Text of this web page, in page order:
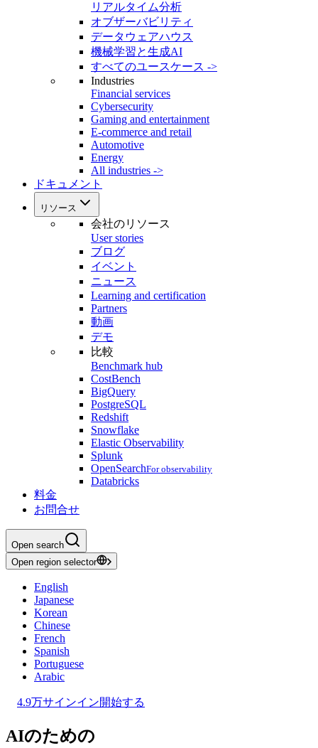
リアルタイム分析
オブザーバビリティ
データウェアハウス
機械学習と生成AI
すべてのユースケース ->
Industries
Financial services
Cybersecurity
Gaming and entertainment
E-commerce and retail
Automotive
Energy
All industries ->
ドキュメント
リソース
会社のリソース
User stories
ブログ
イベント
ニュース
Learning and certification
Partners
動画
デモ
比較
Benchmark hub
CostBench
BigQuery
PostgreSQL
Redshift
Snowflake
Elastic Observability
Splunk
OpenSearchFor observability
Databricks
料金
お問合せ
Open search
Open region selector
English
Japanese
Korean
Chinese
French
Spanish
Portuguese
Arabic
4.9万サインイン開始する
AIのための